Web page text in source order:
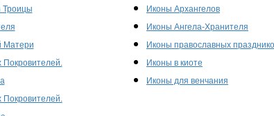
Троицы
Матери
Иконы Архангелов
Иконы Ангела-Хранителя
Иконы православных
Иконы в киоте
Иконы для венчания